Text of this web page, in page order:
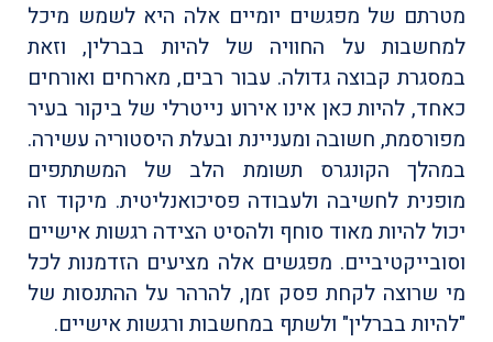
מטרתם של מפגשים יומיים אלה היא לשמש מיכל
למחשבות על החוויה של להיות בברלין, וזאת
במסגרת קבוצה גדולה. עבור רבים, מארחים ואורחים
כאחד, להיות כאן אינו אירוע נייטרלי של ביקור בעיר
מפורסמת, חשובה ומעניינת ובעלת היסטוריה עשירה.
במהלך הקונגרס תשומת הלב של המשתתפים
מופנית לחשיבה ולעבודה פסיכואנליטית. מיקוד זה
יכול להיות מאוד סוחף ולהסיט הצידה רגשות אישיים
וסובייקטיביים. מפגשים אלה מציעים הזדמנות לכל
מי שרוצה לקחת פסק זמן, להרהר על ההתנסות של
"להיות בברלין" ולשתף במחשבות ורגשות אישיים.